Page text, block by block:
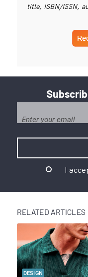
title, ISBN/ISSN,
I
RELATED ARTICLES
DESIGN